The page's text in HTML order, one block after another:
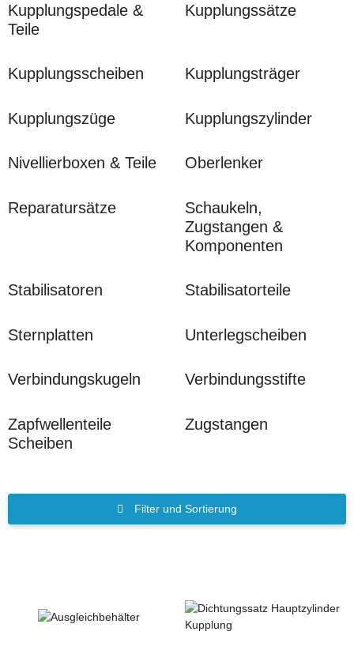
Kupplungspedale &
Teile
Kupplungssätze
Kupplungsscheiben Kupplungsträger
Kupplungszüge Kupplungszylinder
Nivellierboxen & Teile Oberlenker
Reparatursätze
Schaukeln,
Zugstangen &
Komponenten
Stabilisatoren Stabilisatorteile
Sternplatten Unterlegscheiben
Verbindungskugeln Verbindungsstifte
Zapfwellenteile
Scheiben
Zugstangen
Filter und Sortierung